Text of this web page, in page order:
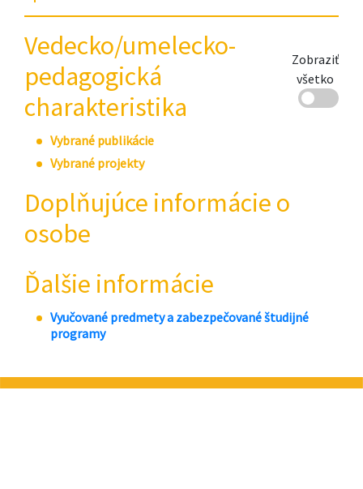
Vedecko/umelecko-
pedagogická
charakteristika
Zobraziť
všetko
Vybrané publikácie
Vybrané projekty
Doplňujúce informácie o
osobe
Ďalšie informácie
Vyučované predmety a zabezpečované študijné
programy